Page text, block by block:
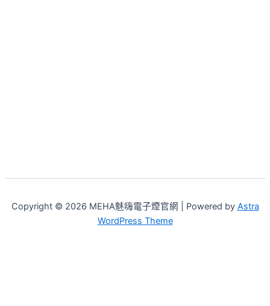
Copyright © 2026 MEHA魅嗨電子煙官網 | Powered by Astra
WordPress Theme